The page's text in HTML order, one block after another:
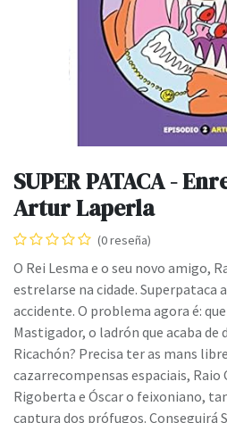
SUPER PATACA -
Artur Laperla
(0 reseña)
O Rei Lesma e o seu novo amigo,
estrelarse na cidade. Superpataca
accidente. O problema agora é:
Mastigador, o ladrón que acaba
Ricachón? Precisa ter as mans
cazarrecompensas espaciais, Raio
Rigoberta e Óscar o feixoniano,
captura dos prófugos. Conseguirá